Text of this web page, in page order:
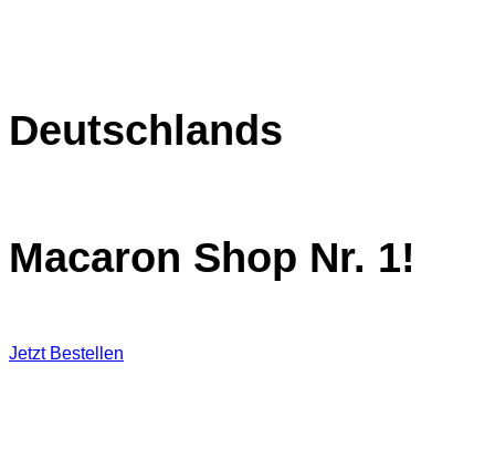
Deutschlands
Macaron Shop Nr. 1!
Jetzt Bestellen